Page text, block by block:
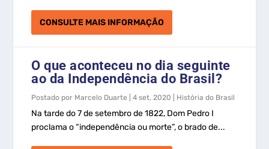
CONSULTE MAIS INFORMAÇÃO
O que aconteceu no dia seguinte
ao da Independência do Brasil?
Postado por Marcelo Duarte |4 set, 2020 História do Brasil
Na tarde do 7 de setembro de 1822, Dom Pedro I
proclama o “independência ou morte”, o brado de...